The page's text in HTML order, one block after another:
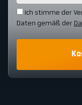
Ich stimme der
Daten gemäß der